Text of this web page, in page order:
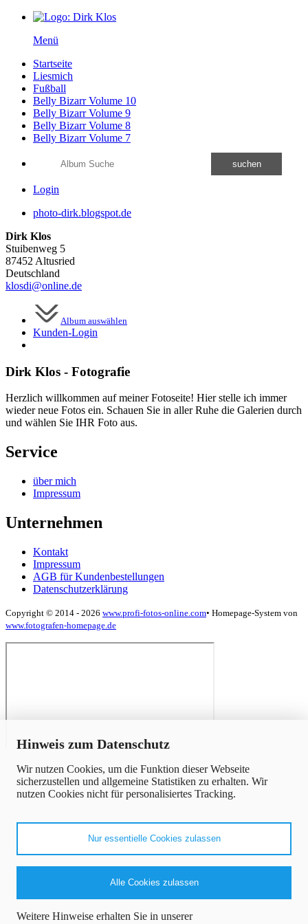
Hinweis zum Datenschutz
Wir nutzen Cookies, um die Funktion dieser Webseite
sicherzustellen und allgemeine Statistiken zu erhalten. Wir
nutzen Cookies nicht für personalisiertes Tracking.
Nur essentielle Cookies zulassen
Alle Cookies zulassen
Weitere Hinweise erhalten Sie in unserer
Menü
Startseite
Liesmich
Fußball
Belly Bizarr Volume 10
Belly Bizarr Volume 9
Belly Bizarr Volume 8
Belly Bizarr Volume 7
suchen
Login
photo-dirk.blogspot.de
Dirk Klos
Stuibenweg 5
87452 Altusried
Deutschland
klosdi@online.de
Album auswählen
Kunden-Login
Dirk Klos - Fotografie
Herzlich willkommen auf meiner Fotoseite! Hier stelle ich immer
wieder neue Fotos ein. Schauen Sie in aller Ruhe die Galerien durch
und wählen Sie IHR Foto aus.
Service
über mich
Impressum
Unternehmen
Kontakt
Impressum
AGB für Kundenbestellungen
Datenschutzerklärung
Copyright © 2014 - 2026 www.profi-fotos-online.com• Homepage-System von
www.fotografen-homepage.de